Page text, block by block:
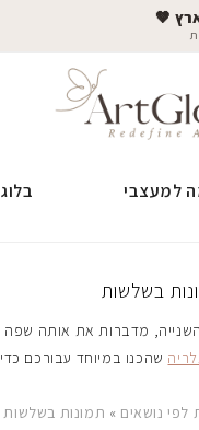
🤎
למעצבי
בלוג
בשלשות
מדברות את אותה שפה
שהכנו במיוחד עבורכם
לפי נושאים » תמונות בשלשות